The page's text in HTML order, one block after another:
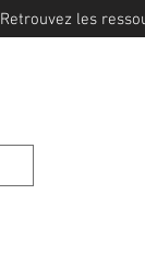
Retrouvez les